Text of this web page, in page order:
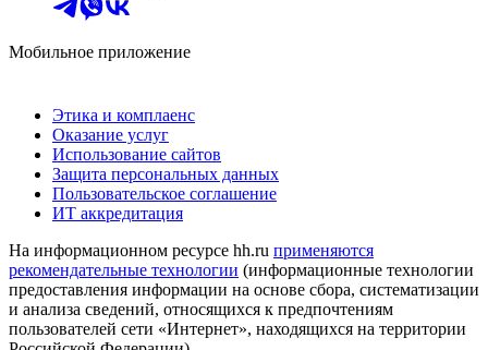
Мобильное приложение
Этика и комплаенс
Оказание услуг
Использование сайтов
Защита персональных данных
Пользовательское соглашение
ИТ аккредитация
На информационном ресурсе hh.ru применяются
рекомендательные технологии (информационные технологии
предоставления информации на основе сбора, систематизации
и анализа сведений, относящихся к предпочтениям
пользователей сети «Интернет», находящихся на территории